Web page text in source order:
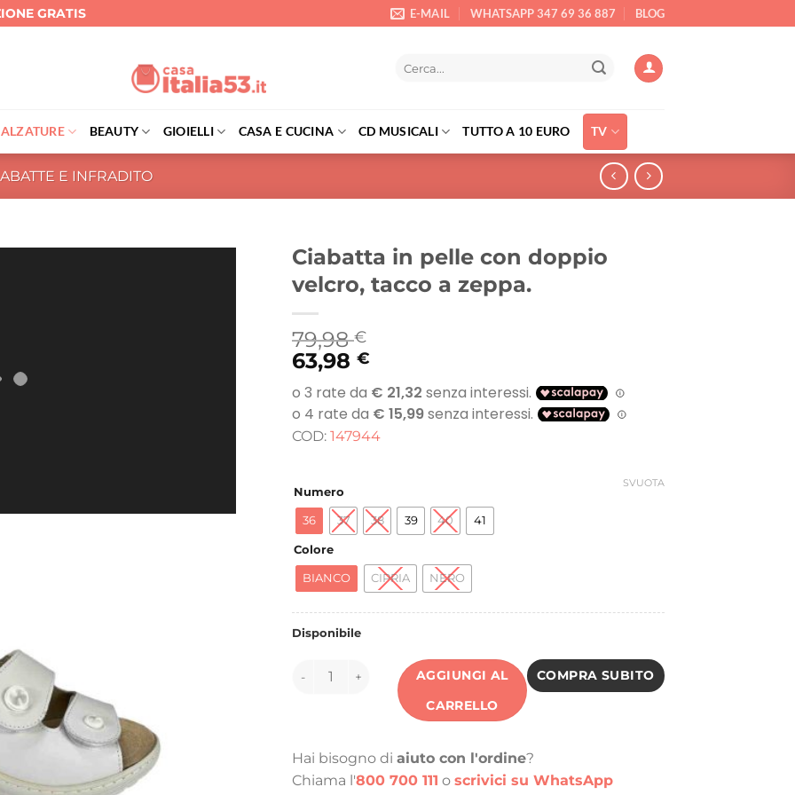
GRATIS E-MAIL WHATSAPP 347 69 36 887 BLOG
BEAUTY GIOIELLI CASA E CUCINA CD MUSICALI TUTTO A 10 EURO TV
E INFRADITO
Ciabatta in pelle con doppio
velcro, tacco a zeppa.
79,98€
63,98 €
COD: 147944
Numero
36 37 38 39 40 41
Colore
BIANCO CIPRIA NERO
SVUOTA
Disponibile
147944 quantità
AGGIUNGI AL
CARRELLO
COMPRA SUBITO
Hai bisogno di aiuto con l'ordine?
Chiama l'800 700 111 o scrivici su WhatsApp